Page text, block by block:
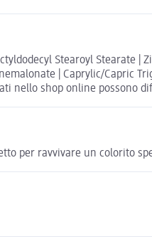
Stearoyl Stearate |
| Caprylic/Capric
nello shop online
per ravvivare un colorito